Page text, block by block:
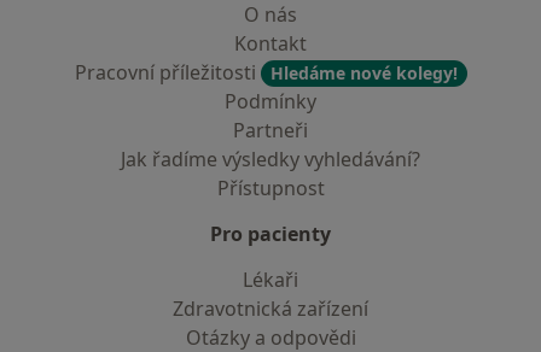
O nás
Kontakt
Pracovní příležitosti
Hledáme nové kolegy!
Podmínky
Partneři
Jak řadíme výsledky vyhledávání?
Přístupnost
Pro pacienty
Lékaři
Zdravotnická zařízení
Otázky a odpovědi